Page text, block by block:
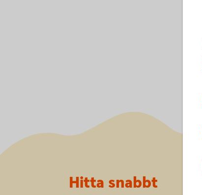
Hitta snabbt